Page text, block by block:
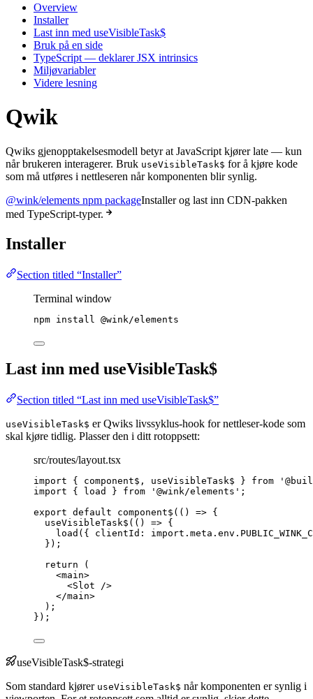
Overview
Installer
Last inn med useVisibleTask$
Bruk på en side
TypeScript — deklarer JSX intrinsics
Miljøvariabler
Videre lesning
Qwik
Qwiks gjenopptakelsesmodell betyr at JavaScript kjører late — kun
når brukeren interagerer. Bruk useVisibleTask$ for å kjøre kode
som må utføres i nettleseren når komponenten blir synlig.
@wink/elements npm packageInstaller og last inn CDN-pakken
med TypeScript-typer.
Installer
Section titled “Installer”
Terminal window
npm install @wink/elements
Last inn med useVisibleTask$
Section titled “Last inn med useVisibleTask$”
useVisibleTask$ er Qwiks livssyklus-hook for nettleser-kode som
skal kjøre tidlig. Plasser den i ditt rotoppsett:
src/routes/layout.tsx
import { component$, useVisibleTask$ } from '
import { load } from ' @wink/elements ' ;
export default component$ ( () => {
useVisibleTask$ ( () => {
load ({ clientId: import. meta . env .
});
return (
<main>
<Slot />
</main>
);
});
useVisibleTask$-strategi
Som standard kjører useVisibleTask$ når komponenten er synlig i